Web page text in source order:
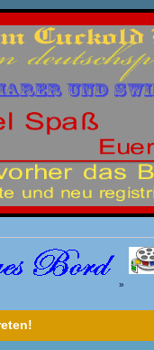
Registrieren
»